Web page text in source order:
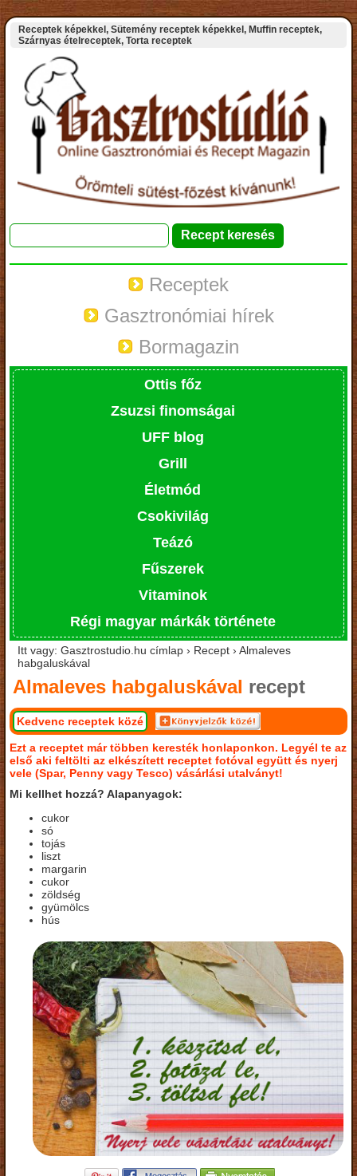
Receptek képekkel, Sütemény receptek képekkel, Muffin receptek,
Szárnyas ételreceptek, Torta receptek
Receptek
Gasztronómiai hírek
Bormagazin
Ottis főz
Zsuzsi finomságai
UFF blog
Grill
Életmód
Csokivilág
Teázó
Fűszerek
Vitaminok
Régi magyar márkák története
Itt vagy: Gasztrostudio.hu címlap › Recept › Almaleves
habgaluskával
Almaleves habgaluskával recept
Kedvenc receptek közé
Ezt a receptet már többen keresték honlaponkon. Legyél te az
első aki feltölti az elkészített receptet fotóval együtt és nyerj
vele (Spar, Penny vagy Tesco) vásárlási utalványt!
Mi kellhet hozzá? Alapanyagok:
cukor
só
tojás
liszt
margarin
cukor
zöldség
gyümölcs
hús